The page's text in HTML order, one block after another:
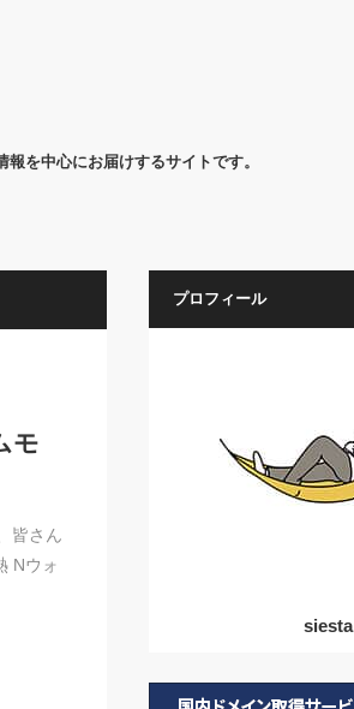
を中心にお届けするサイトです。
モ
皆さん
Nウォ
プロフィール
siesta